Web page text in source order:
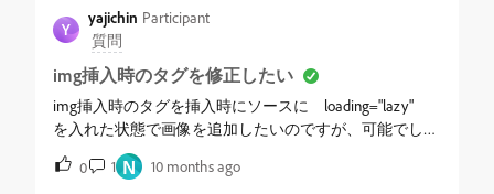
押下後、ファイル &gt; 保存はグレーアウトしていて押せ
ないが、未保存のアスタリスクが表示されており、隣の
×を押下して閉じるときに保存しますか？のアラートが
出る（そのまま保存はできる）・ショートカットキーが
効かないときはどのショートカットキーも等しく効かな
い&nbsp;などの症状があります。Configurationフォルダを
削除→Dreamweaverのアンインストール→再インストール
は試しましたが、改善の気配がありません。改善策があ
Y
yajichin Participant
質問
img挿入時のタグを修正したい
img挿入時のタグを挿入時にソースに loading="lazy"
を入れた状態で画像を追加したいのですが、可能でしょ
うか。&lt;img src="ファイル名" loading="lazy" alt=""/&gt;の
ように。
0 1 N 10 months ago